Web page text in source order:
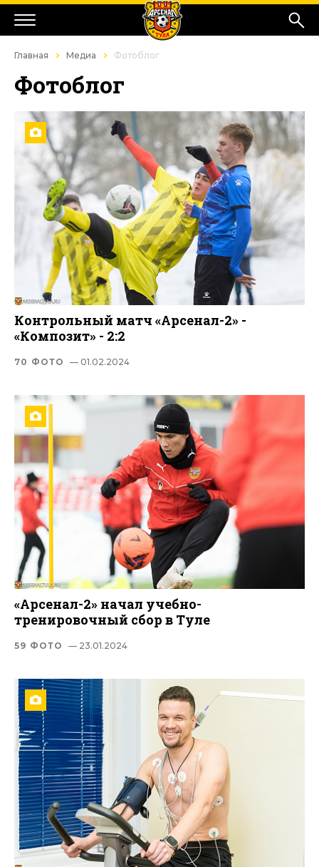
Главная Медиа Фотоблог
Фотоблог
Контрольный матч «Арсенал-2» -
«Композит» - 2:2
70 ФОТО — 01.02.2024
«Арсенал-2» начал учебно-
тренировочный сбор в Туле
59 ФОТО — 23.01.2024